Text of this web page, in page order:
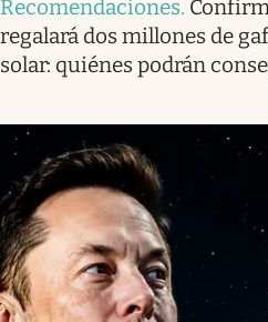
Recomendaciones.
regalará dos millones de
solar: quiénes podrán